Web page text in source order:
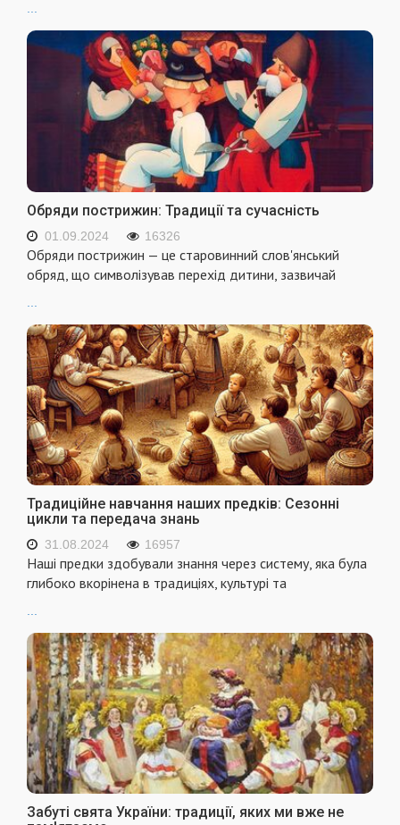
...
Обряди пострижин: Традиції та сучасність
01.09.2024 16326
Обряди пострижин — це старовинний слов'янський
обряд, що символізував перехід дитини, зазвичай
Традиційне навчання наших предків: Сезонні
цикли та передача знань
31.08.2024 16957
Наші предки здобували знання через систему, яка була
глибоко вкорінена в традиціях, культурі та
Забуті свята України: традиції, яких ми вже не